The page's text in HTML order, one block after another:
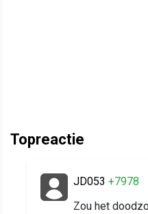
Topreactie
JD053 +7978
Zou het